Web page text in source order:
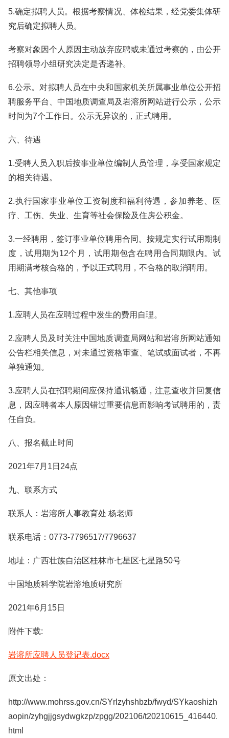
5.确定拟聘人员。根据考察情况、体检结果，经党委集体研
究后确定拟聘人员。
考察对象因个人原因主动放弃应聘或未通过考察的，由公开
招聘领导小组研究决定是否递补。
6.公示。对拟聘人员在中央和国家机关所属事业单位公开招
聘服务平台、中国地质调查局及岩溶所网站进行公示，公示
时间为7个工作日。公示无异议的，正式聘用。
六、待遇
1.受聘人员入职后按事业单位编制人员管理，享受国家规定
的相关待遇。
2.执行国家事业单位工资制度和福利待遇，参加养老、医
疗、工伤、失业、生育等社会保险及住房公积金。
3.一经聘用，签订事业单位聘用合同。按规定实行试用期制
度，试用期为12个月，试用期包含在聘用合同期限内。试
用期满考核合格的，予以正式聘用，不合格的取消聘用。
七、其他事项
1.应聘人员在应聘过程中发生的费用自理。
2.应聘人员及时关注中国地质调查局网站和岩溶所网站通知
公告栏相关信息，对未通过资格审查、笔试或面试者，不再
单独通知。
3.应聘人员在招聘期间应保持通讯畅通，注意查收并回复信
息，因应聘者本人原因错过重要信息而影响考试聘用的，责
任自负。
八、报名截止时间
2021年7月1日24点
九、联系方式
联系人：岩溶所人事教育处 杨老师
联系电话：0773-7796517/7796637
地址：广西壮族自治区桂林市七星区七星路50号
中国地质科学院岩溶地质研究所
2021年6月15日
附件下载:
岩溶所应聘人员登记表.docx
原文出处：
http://www.mohrss.gov.cn/SYrlzyhshbzb/fwyd/SYkaoshizh
aopin/zyhgjjgsydwgkzp/zpgg/202106/t20210615_416440.
html